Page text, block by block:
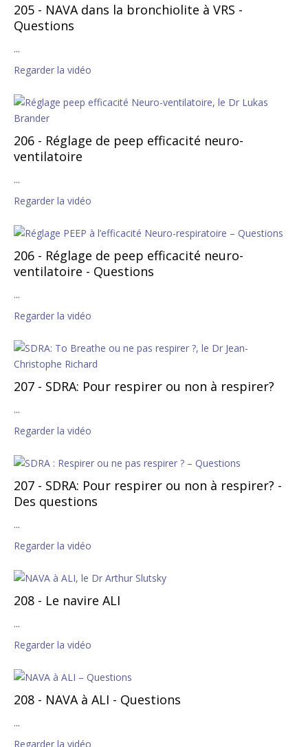
205 - NAVA dans la bronchiolite à VRS -
Questions
...
Regarder la vidéo
206 - Réglage de peep efficacité neuro-
ventilatoire
...
Regarder la vidéo
206 - Réglage de peep efficacité neuro-
ventilatoire - Questions
...
Regarder la vidéo
207 - SDRA: Pour respirer ou non à respirer?
...
Regarder la vidéo
207 - SDRA: Pour respirer ou non à respirer? -
Des questions
...
Regarder la vidéo
208 - Le navire ALI
...
Regarder la vidéo
208 - NAVA à ALI - Questions
...
Regarder la vidéo